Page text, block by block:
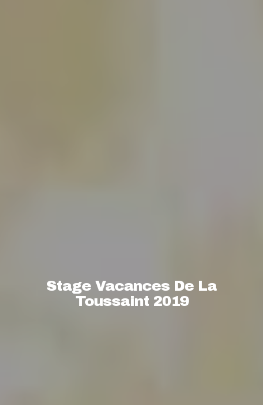
Stage Vacances De La
Toussaint 2019